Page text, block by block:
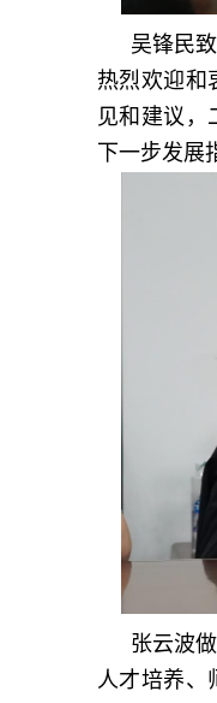
吴锋民
热烈欢迎和
见和建议，
下一步发展
张云波
人才培养、